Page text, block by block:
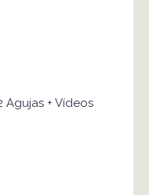
Agujas + Vídeos